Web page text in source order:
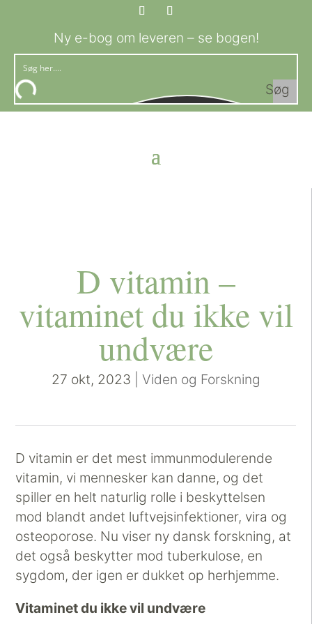
Ny e-bog om leveren – se bogen!
Søg
D vitamin –
vitaminet du ikke vil
undvære
27 okt, 2023 Viden og Forskning
D vitamin er det mest immunmodulerende
vitamin, vi mennesker kan danne, og det
spiller en helt naturlig rolle i beskyttelsen
mod blandt andet luftvejsinfektioner, vira og
osteoporose. Nu viser ny dansk forskning, at
det også beskytter mod tuberkulose, en
sygdom, der igen er dukket op herhjemme.
Vitaminet du ikke vil undvære